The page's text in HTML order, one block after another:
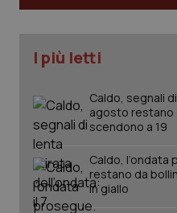
I più letti
Caldo, segnali
agosto restano
scendono a 19
Caldo, l’ondata
restano da
in giallo
tracking-sites-ironfish-